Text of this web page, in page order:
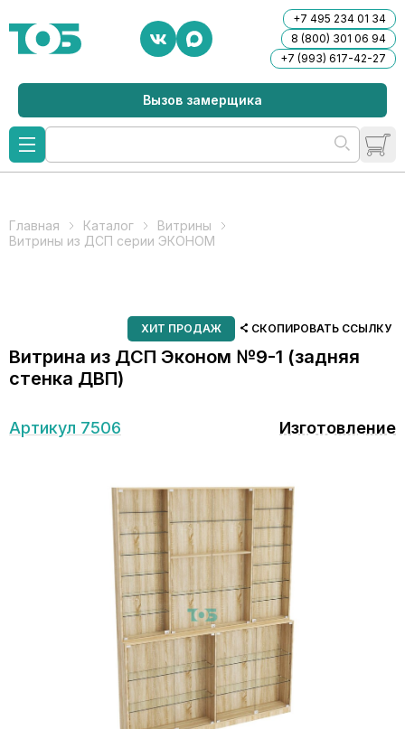
+7 495 234 01 34
8 (800) 301 06 94
+7 (993) 617-42-27
Вызов замерщика
Главная Каталог
Витрины
Витрины из ДСП серии ЭКОНОМ
ХИТ ПРОДАЖ СКОПИРОВАТЬ ССЫЛКУ
Витрина из ДСП Эконом №9-1 (задняя
стенка ДВП)
Артикул 7506 Изготовление